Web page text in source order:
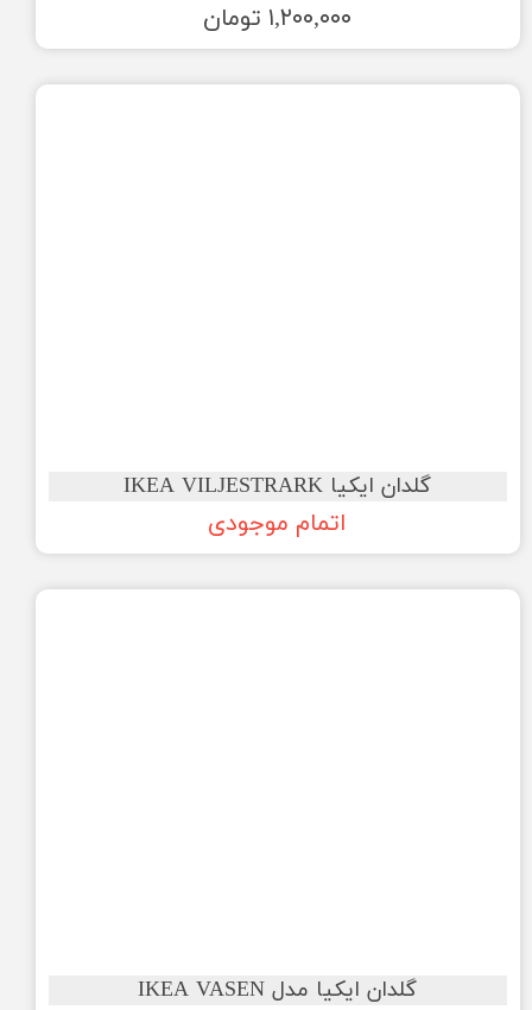
۱,۲۰۰,۰۰۰ تومان
گلدان ایکیا IKEA VILJESTRARK
اتمام موجودی
گلدان ایکیا مدل IKEA VASEN